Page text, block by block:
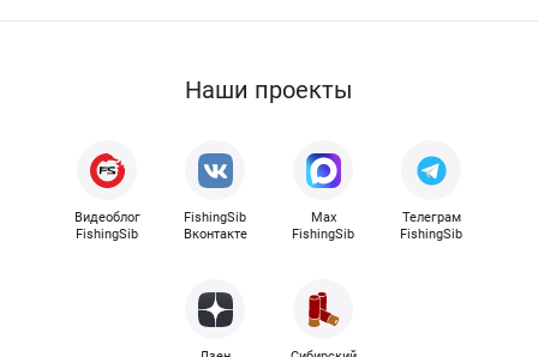
Наши проекты
Видеоблог
FishingSib
FishingSib
Вконтакте
Max
FishingSib
Телеграм
FishingSib